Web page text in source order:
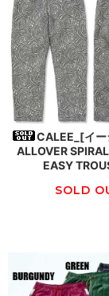
CALEE_[イ
ALLOVER
EASY
SOLD